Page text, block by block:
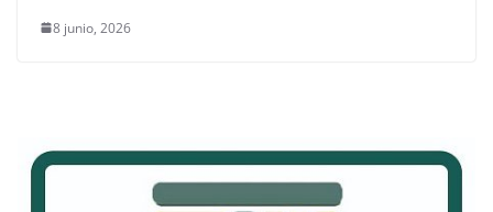
8 junio, 2026